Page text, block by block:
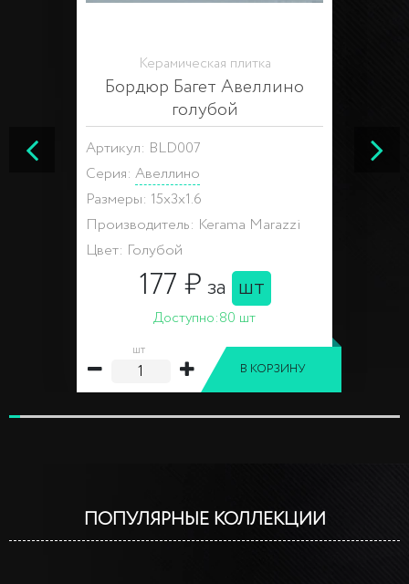
Керамическая плитка
Бордюр Багет Авеллино
голубой
Артикул: BLD007
Серия: Авеллино
Размеры: 15x3x1.6
Производитель: Kerama Marazzi
Цвет: Голубой
177 ₽за шт
Доступно:80 шт
шт
В КОРЗИНУ
ПОПУЛЯРНЫЕ КОЛЛЕКЦИИ